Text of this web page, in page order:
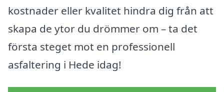
kostnader eller kvalitet hindra dig från att
skapa de ytor du drömmer om – ta det
första steget mot en professionell
asfaltering i Hede idag!